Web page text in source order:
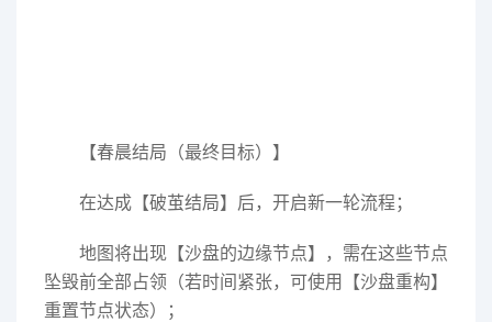
【春晨结局（最终目标）】
在达成【破茧结局】后，开启新一轮流程；
地图将出现【沙盘的边缘节点】，需在这些节点
坠毁前全部占领（若时间紧张，可使用【沙盘重构】
重置节点状态）；